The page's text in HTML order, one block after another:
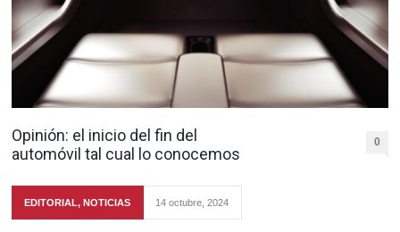
Opinión: el inicio del fin del
automóvil tal cual lo conocemos
0
EDITORIAL, NOTICIAS 14 octubre, 2024